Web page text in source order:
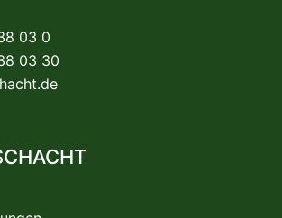
03 0
03 30